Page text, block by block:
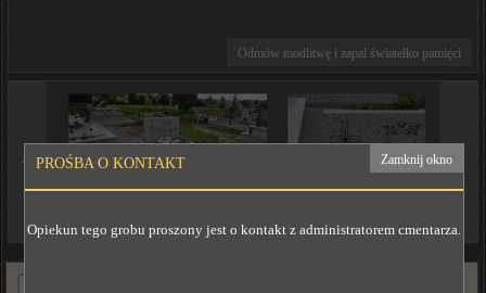
PROŚBA O KONTAKT Zamknij okno
Opiekun tego grobu proszony jest o kontakt z administratorem cmentarza.
Odmów modlitwę i zapal światełko pamięci
◄ ►